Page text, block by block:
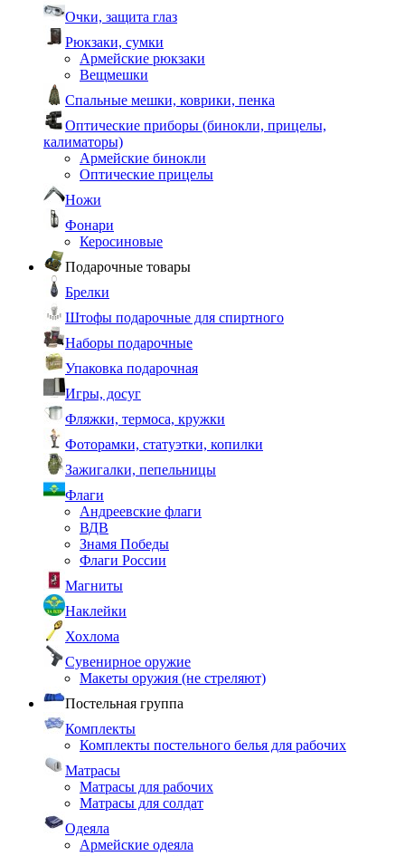
Очки, защита глаз
Рюкзаки, сумки
Армейские рюкзаки
Вещмешки
Спальные мешки, коврики, пенка
Оптические приборы (бинокли, прицелы,
калиматоры)
Армейские бинокли
Оптические прицелы
Ножи
Фонари
Керосиновые
Подарочные товары
Брелки
Штофы подарочные для спиртного
Наборы подарочные
Упаковка подарочная
Игры, досуг
Фляжки, термоса, кружки
Фоторамки, статуэтки, копилки
Зажигалки, пепельницы
Флаги
Андреевские флаги
ВДВ
Знамя Победы
Флаги России
Магниты
Наклейки
Хохлома
Сувенирное оружие
Макеты оружия (не стреляют)
Постельная группа
Комплекты
Комплекты постельного белья для рабочих
Матрасы
Матрасы для рабочих
Матрасы для солдат
Одеяла
Армейские одеяла